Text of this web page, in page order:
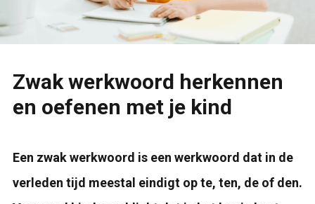
Zwak werkwoord herkennen
en oefenen met je kind
Een zwak werkwoord is een werkwoord dat in de
verleden tijd meestal eindigt op te, ten, de of den.